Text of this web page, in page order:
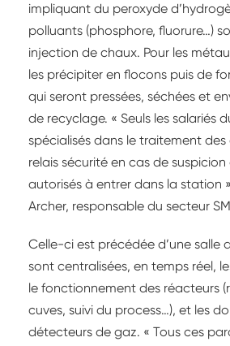
impliquant du peroxyde
polluants (phosphore, fluorure…)
injection de chaux. Pour les
les précipiter en flocons puis de
qui seront pressées, séchées et
de recyclage. « Seuls les salariés
spécialisés dans le traitement des
relais sécurité en cas de suspicion
autorisés à entrer dans la station
Archer, responsable du secteur
Celle-ci est précédée d’une salle
sont centralisées, en temps réel,
le fonctionnement des réacteurs
cuves, suivi du process…), et les
détecteurs de gaz. « Tous ces